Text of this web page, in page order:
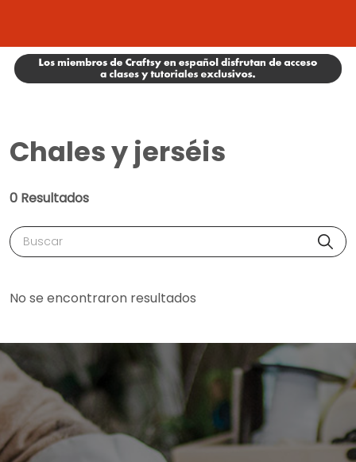
Chales y jerséis
0 Resultados
Buscar
No se encontraron resultados